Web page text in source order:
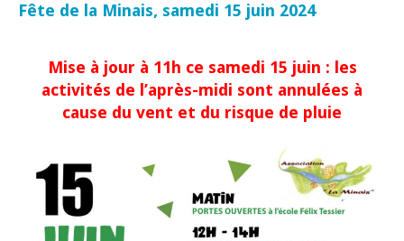
Fête de la Minais, samedi 15 juin 2024
Mise à jour à 11h ce samedi 15 juin : les
activités de l’après-midi sont annulées à
cause du vent et du risque de pluie